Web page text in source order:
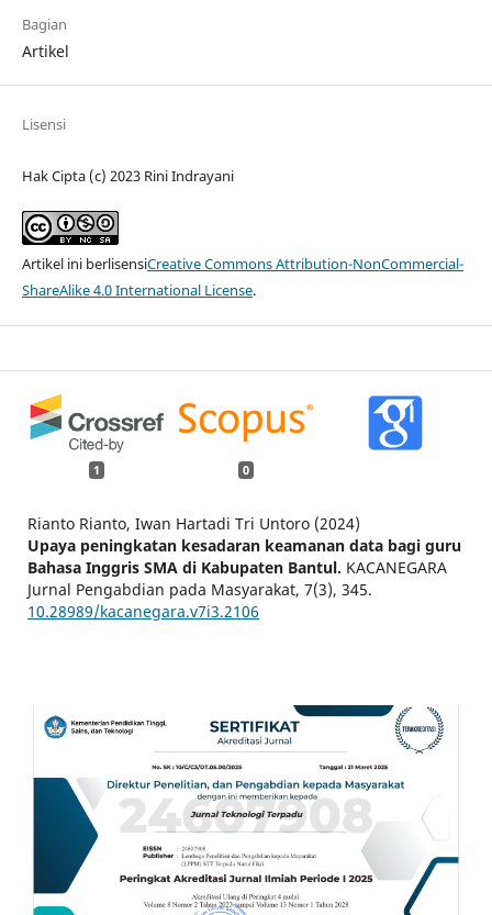
Bagian
Artikel
Lisensi
Hak Cipta (c) 2023 Rini Indrayani
Artikel ini berlisensiCreative Commons Attribution-NonCommercial-
ShareAlike 4.0 International License.
1 0
Rianto Rianto, Iwan Hartadi Tri Untoro (2024)
Upaya peningkatan kesadaran keamanan data bagi guru
Bahasa Inggris SMA di Kabupaten Bantul. KACANEGARA
Jurnal Pengabdian pada Masyarakat, 7(3), 345.
10.28989/kacanegara.v7i3.2106